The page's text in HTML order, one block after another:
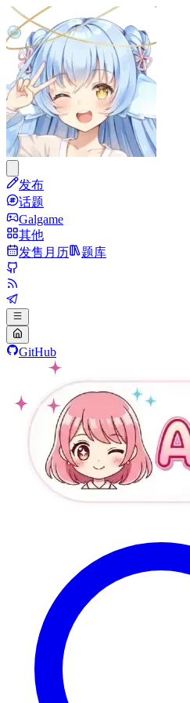
发布
话题
Galgame
其他
发售月历
题库
GitHub